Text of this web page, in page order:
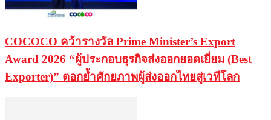
COCOCO คว้ารางวัล Prime Minister’s Export
Award 2026 “ผู้ประกอบธุรกิจส่งออกยอดเยี่ยม (Best
Exporter)” ตอกย้ำศักยภาพผู้ส่งออกไทยสู่เวทีโลก